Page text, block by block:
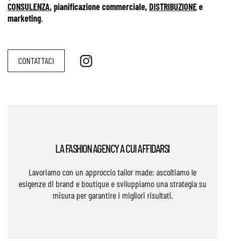
CONSULENZA, pianificazione commerciale,DISTRIBUZIONEe
marketing.
CONTATTACI
LA FASHION AGENCY A CUI AFFIDARSI
Lavoriamo con un approccio tailor made: ascoltiamo le
esigenze di brand e boutique e sviluppiamo una strategia su
misura per garantire i migliori risultati.